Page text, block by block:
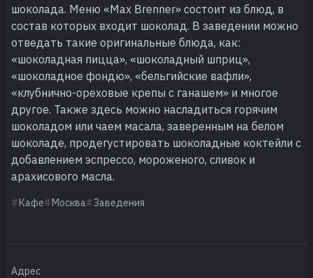
шоколада. Меню «Max Brenner» состоит из блюд, в
состав которых входит шоколад. В заведении можно
отведать такие оригинальные блюда, как:
«шоколадная пицца», «шоколадный шприц»,
«шоколадное фондю», «бельгийские вафли»,
«клубнично-ореховые крепы с ганашем» и многое
другое. Также здесь можно насладиться горячим
шоколадом или чаем масала, заверенным на белом
шоколаде, продегустировать шоколадные коктейли с
добавлением эспрессо, мороженого, сливок и
арахисового масла.
Кафе Москва Заведения
Адрес